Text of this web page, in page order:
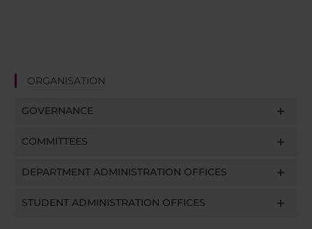
ORGANISATION
GOVERNANCE
COMMITTEES
DEPARTMENT ADMINISTRATION OFFICES
STUDENT ADMINISTRATION OFFICES